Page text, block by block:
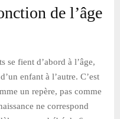
de l’âge
se fient d’abord à l’âge,
enfant à l’autre. C’est
un repère, pas comme
ne correspond